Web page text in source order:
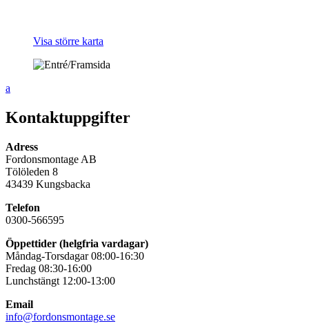
Visa större karta
a
Kontaktuppgifter
Adress
Fordonsmontage AB
Tölöleden 8
43439 Kungsbacka
Telefon
0300-566595
Öppettider (helgfria vardagar)
Måndag-Torsdagar 08:00-16:30
Fredag 08:30-16:00
Lunchstängt 12:00-13:00
Email
info@fordonsmontage.se